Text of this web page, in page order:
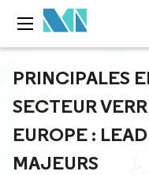
PRINCIPALES
SECTEUR
EUROPE :
MAJEURS